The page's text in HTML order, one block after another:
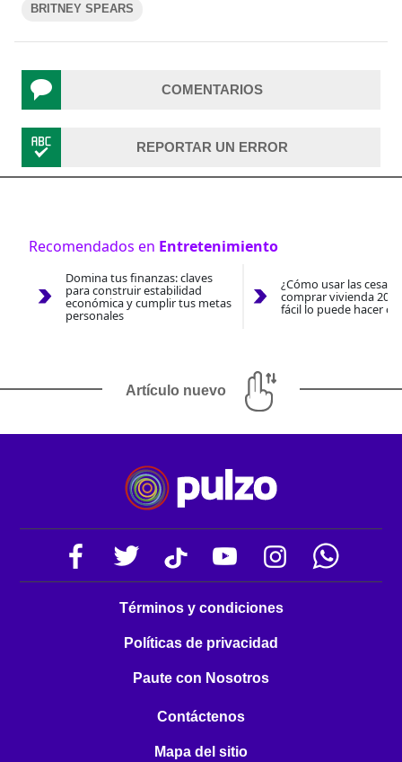
BRITNEY SPEARS
COMENTARIOS
REPORTAR UN ERROR
Recomendados en Entretenimiento
Domina tus finanzas: claves
para construir estabilidad
económica y cumplir tus metas
personales
¿Cómo usar las
comprar vivienda
fácil lo puede hacer
Artículo nuevo
Términos y condiciones
Políticas de privacidad
Paute con Nosotros
Contáctenos
Mapa del sitio